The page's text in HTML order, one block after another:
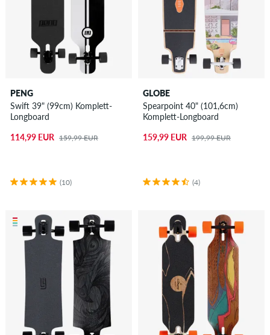
PENG
Swift 39" (99cm) Komplett-
Longboard
114,99 EUR 159,99 EUR
(10)
GLOBE
Spearpoint 40" (101,6cm)
Komplett-Longboard
159,99 EUR 199,99 EUR
(4)